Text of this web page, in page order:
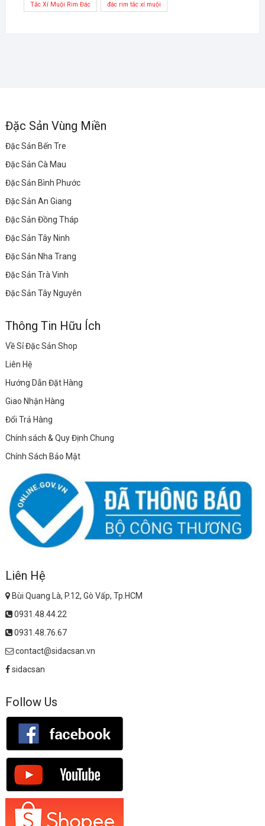
Tắc Xí Muội Rim Đác đác rim tắc xí muội
Đặc Sản Vùng Miền
Đặc Sản Bến Tre
Đặc Sản Cà Mau
Đặc Sản Bình Phước
Đặc Sản An Giang
Đặc Sản Đồng Tháp
Đặc Sản Tây Ninh
Đặc Sản Nha Trang
Đặc Sản Trà Vinh
Đặc Sản Tây Nguyên
Thông Tin Hữu Ích
Về Sỉ Đặc Sản Shop
Liên Hệ
Hướng Dẫn Đặt Hàng
Giao Nhận Hàng
Đổi Trả Hàng
Chính sách & Quy Định Chung
Chính Sách Bảo Mật
Liên Hệ
Bùi Quang Là, P.12, Gò Vấp, Tp.HCM
0931.48.44.22
0931.48.76.67
contact@sidacsan.vn
sidacsan
Follow Us